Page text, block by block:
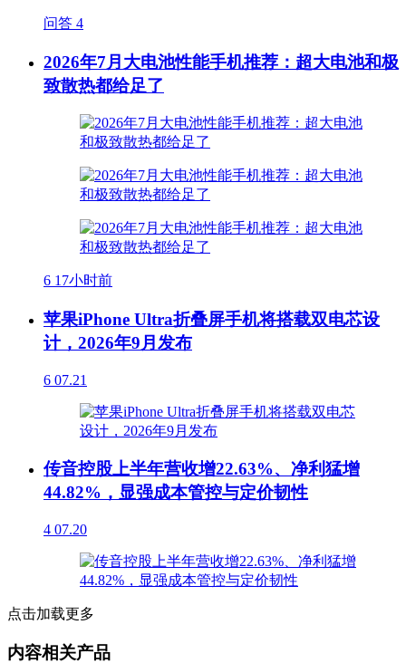
问答 4
2026年7月大电池性能手机推荐：超大电池和极
致散热都给足了
6 17小时前
苹果iPhone Ultra折叠屏手机将搭载双电芯设
计，2026年9月发布
6 07.21
传音控股上半年营收增22.63%、净利猛增
44.82%，显强成本管控与定价韧性
4 07.20
点击加载更多
内容相关产品